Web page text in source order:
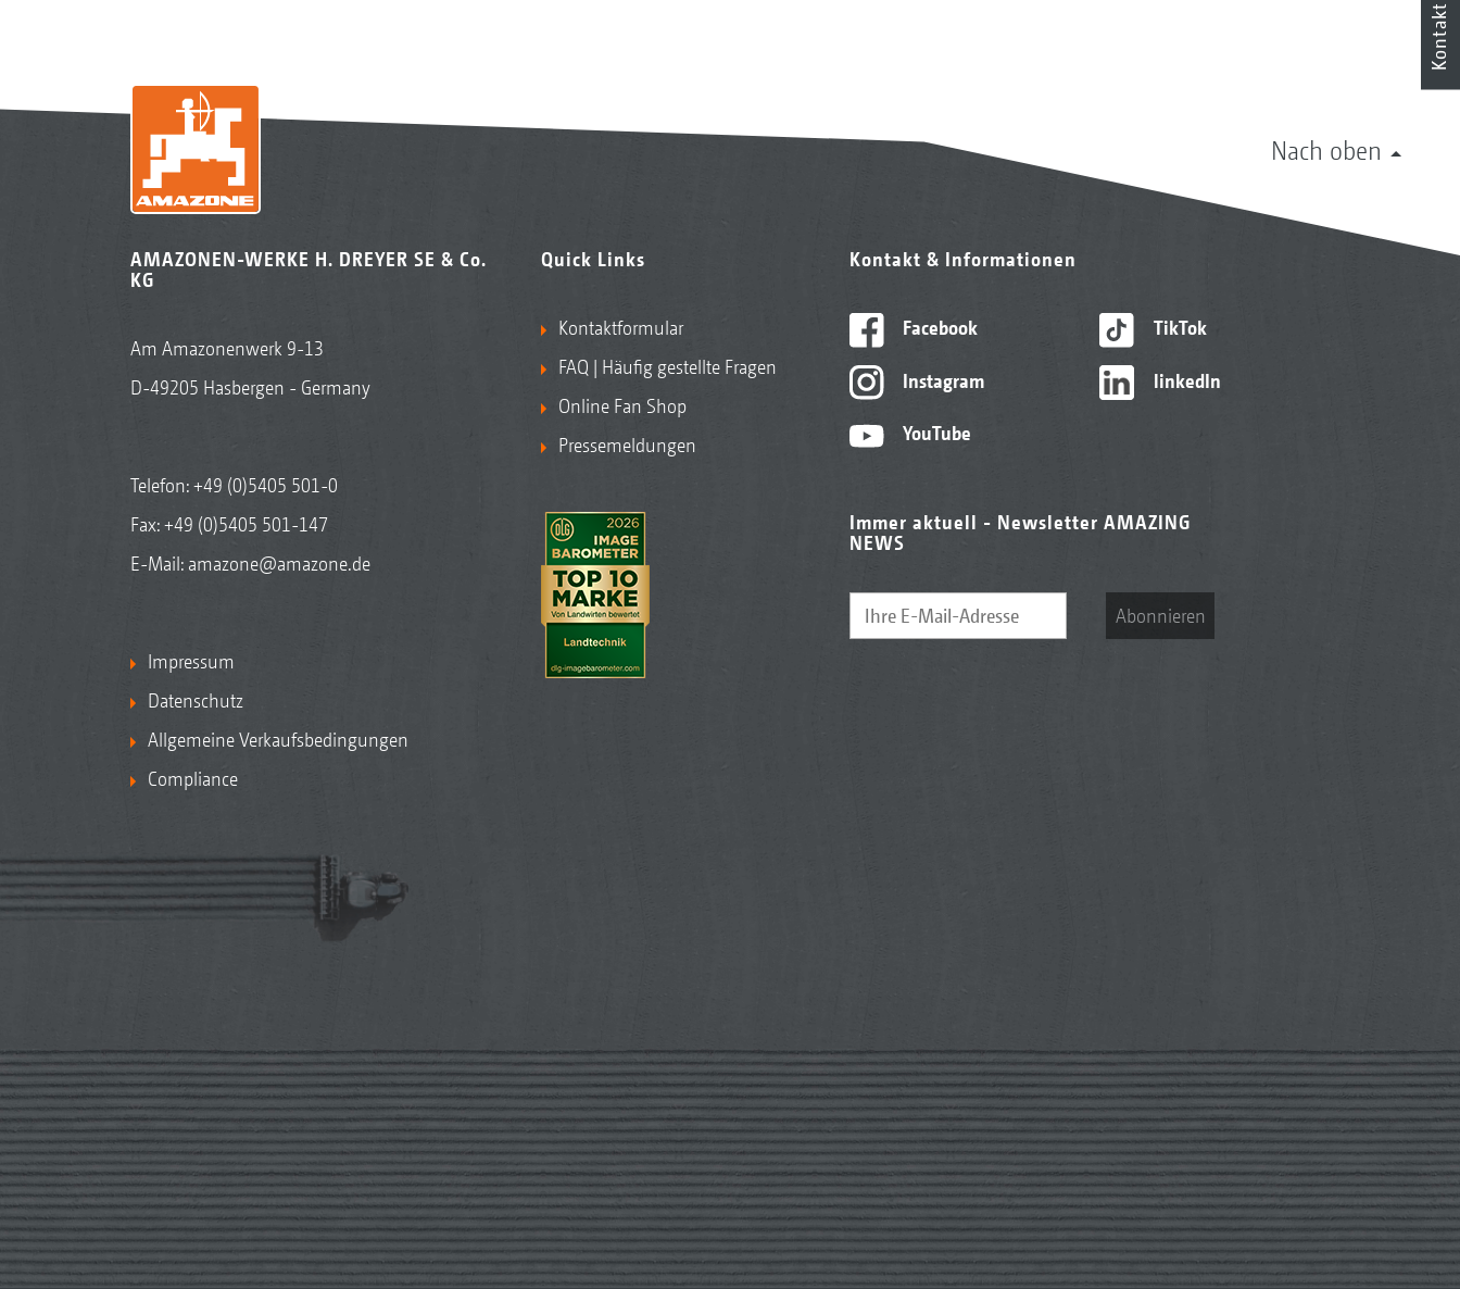
Nach oben
AMAZONEN-WERKE H. DREYER SE & Co.
KG
Am Amazonenwerk 9-13
D-49205 Hasbergen - Germany
Telefon:+49 (0)5405 501-0
Fax: +49 (0)5405 501-147
E-Mail: amazone@amazone.de
Impressum
Datenschutz
Allgemeine Verkaufsbedingungen
Compliance
Quick Links
Kontaktformular
FAQ | Häufig gestellte Fragen
Online Fan Shop
Pressemeldungen
Kontakt & Informationen
Facebook
Instagram
YouTube
TikTok
linkedIn
Immer aktuell - Newsletter AMAZING
NEWS
Abonnieren
Kontakt